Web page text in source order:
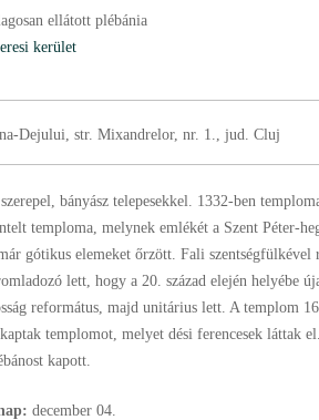
ellátott plébánia
kerület
Dejului, str. Mixandrelor, nr. 1., jud. Cluj
bányász telepesekkel. 1332-ben
temploma, melynek emlékét a Szent Péter-
gótikus elemeket őrzött. Fali szentségfülkével
lett, hogy a 20. század elején helyébe
református, majd unitárius lett. A templom
templomot, melyet dési ferencesek láttak
kapott.
december 04.